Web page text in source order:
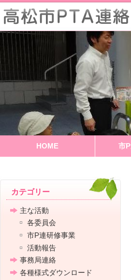
HOME 市
カテゴリー
主な活動
各委員会
市P連研修事業
活動報告
事務局連絡
各種様式ダウンロード